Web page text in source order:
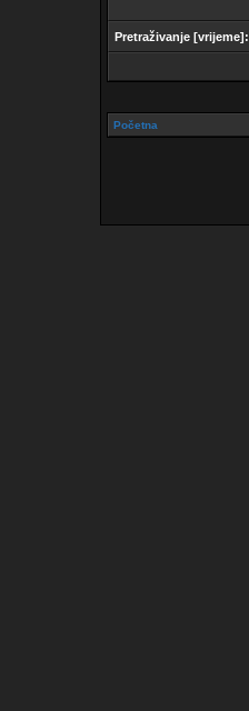
Pretraživanje [vrijeme]:
Početna